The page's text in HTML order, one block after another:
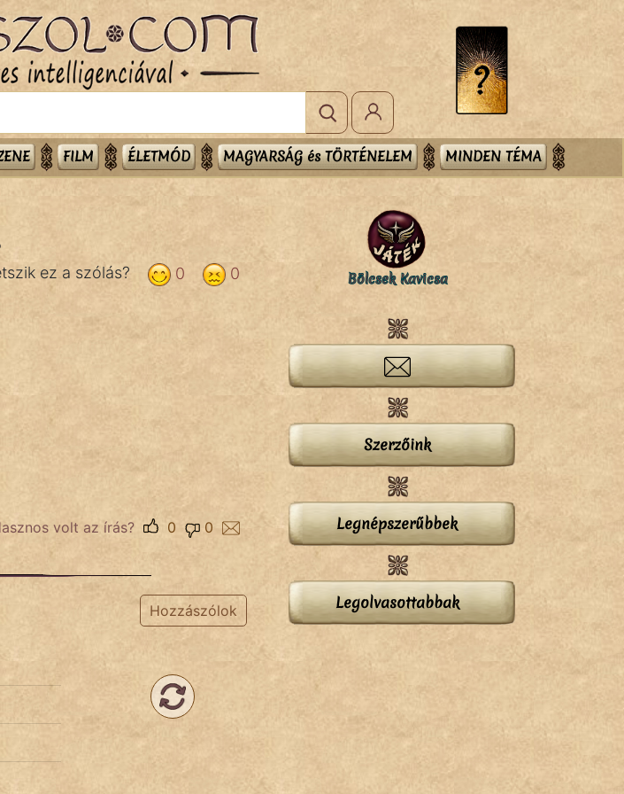
FILM ÉLETMÓD MAGYARSÁG és TÖRTÉNELEM MINDEN TÉMA
0
0
ez a szólás?
volt az írás? 0
0
Hozzászólok
Bölcsek Kavicsa
Szerzőink
Legnépszerűbbek
Legolvasottabbak